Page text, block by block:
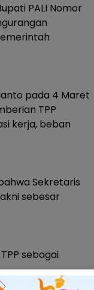
PALI Nomor
pada 4 Maret
TPP
kerja, beban
Sekretaris
sebesar
sebagai